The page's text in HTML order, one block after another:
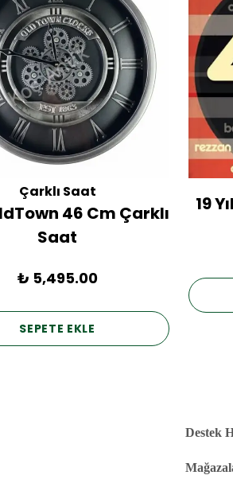
Çarklı Saat
46 Cm Çarklı
Saat
₺ 5,495.00
SEPETE EKLE
19
Destek